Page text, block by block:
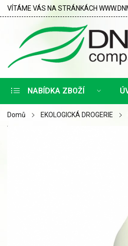
VÍTÁME VÁS NA STRÁNKÁCH
NABÍDKA ZBOŽÍ
Domů EKOLOGICKÁ DROGERIE